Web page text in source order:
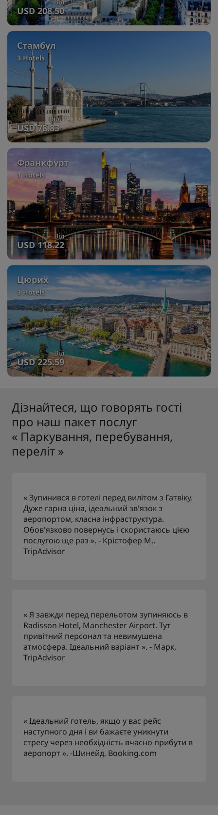
USD 208.50
Стамбул
3 Hotels
Від
USD 78.83
Франкфурт
1 Hotels
Від
USD 118.22
Цюрих
3 Hotels
Від
USD 225.59
Дізнайтеся, що говорять гості
про наш пакет послуг
« Паркування, перебування,
переліт »
« Зупинився в готелі перед вилітом з Гатвіку.
Дуже гарна ціна, ідеальний зв'язок з
аеропортом, класна інфраструктура.
Обов'язково повернусь і скористаюсь цією
послугою ще раз ». - Крістофер М.,
TripAdvisor
« Я завжди перед перельотом зупиняюсь в
Radisson Hotel, Manchester Airport. Тут
привітний персонал та невимушена
атмосфера. Ідеальний варіант ». - Марк,
TripAdvisor
« Ідеальний готель, якщо у вас рейс
наступного дня і ви бажаєте уникнути
стресу через необхідність вчасно прибути в
аеропорт ». -Шинейд, Booking.com